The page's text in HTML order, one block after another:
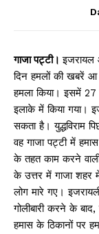
गाजा पट्टी।इजरायल
दिन हमलों की खबरें आ
हमला किया। इसमें
इलाके में किया गया।
सकता है। युद्धविराम
वह गाजा पट्टी में
के तहत काम करने वाली
के उत्तर में गाजा शहर
लोग मारे गए।
गोलीबारी करने के
हमास के ठिकानों पर